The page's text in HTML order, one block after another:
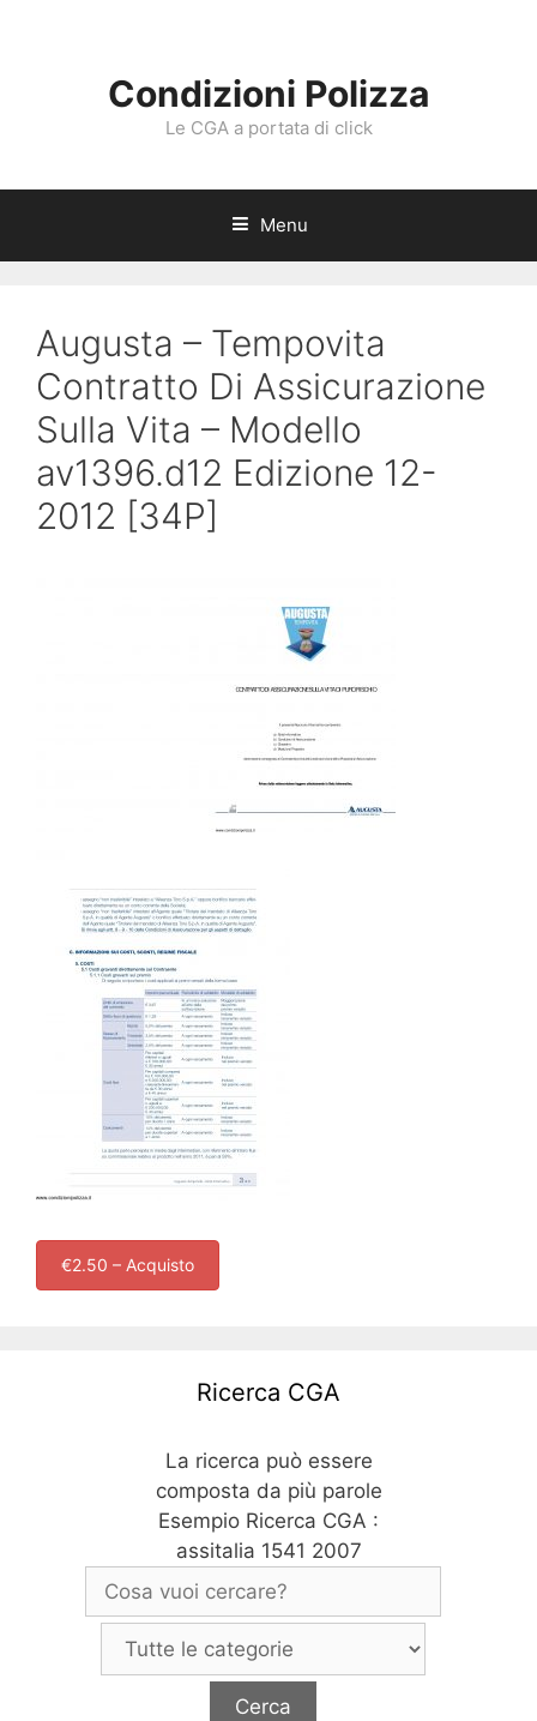
Condizioni Polizza
Le CGA a portata di click
Menu
Augusta – Tempovita
Contratto Di Assicurazione
Sulla Vita – Modello
av1396.d12 Edizione 12-
2012 [34P]
€2.50 – Acquisto
Ricerca CGA
La ricerca può essere
composta da più parole
Esempio Ricerca CGA :
assitalia 1541 2007